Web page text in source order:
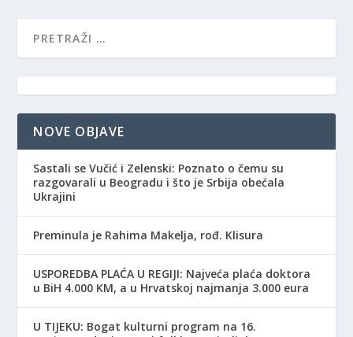
NOVE OBJAVE
Sastali se Vučić i Zelenski: Poznato o čemu su
razgovarali u Beogradu i što je Srbija obećala
Ukrajini
Preminula je Rahima Makelja, rođ. Klisura
USPOREDBA PLAĆA U REGIJI: Najveća plaća doktora
u BiH 4.000 KM, a u Hrvatskoj najmanja 3.000 eura
​U TIJEKU: Bogat kulturni program na 16.